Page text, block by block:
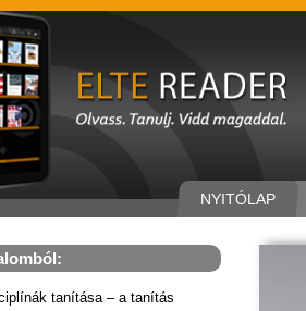
NYITÓLAP
tanítása – a tanítás